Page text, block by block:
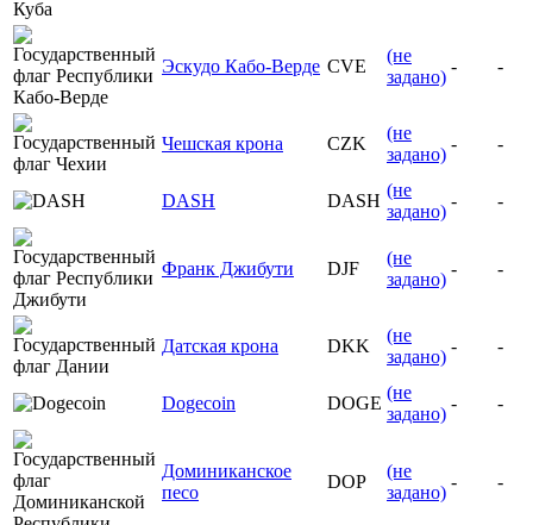
Эскудо Кабо-Верде CVE
(не
задано)
- -
Чешская крона CZK
(не
задано)
- -
DASH DASH
(не
задано)
- -
Франк Джибути DJF
(не
задано)
- -
Датская крона DKK
(не
задано)
- -
Dogecoin DOGE
(не
задано)
- -
Доминиканское
песо
DOP
(не
задано)
- -